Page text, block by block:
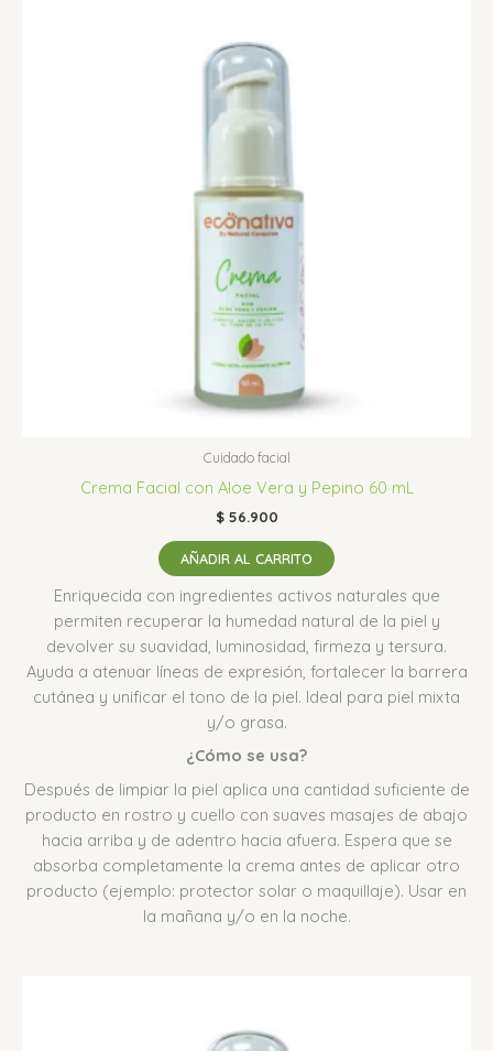
Cuidado facial
Crema Facial con Aloe Vera y Pepino 60 mL
$56.900
AÑADIR AL CARRITO
Enriquecida con ingredientes activos naturales que
permiten recuperar la humedad natural de la piel y
devolver su suavidad, luminosidad, firmeza y tersura.
Ayuda a atenuar líneas de expresión, fortalecer la barrera
cutánea y unificar el tono de la piel. Ideal para piel mixta
y/o grasa.
¿Cómo se usa?
Después de limpiar la piel aplica una cantidad suficiente de
producto en rostro y cuello con suaves masajes de abajo
hacia arriba y de adentro hacia afuera. Espera que se
absorba completamente la crema antes de aplicar otro
producto (ejemplo: protector solar o maquillaje). Usar en
la mañana y/o en la noche.